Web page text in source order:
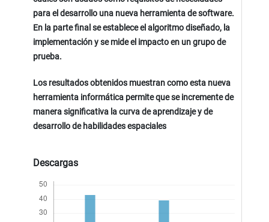
para el desarrollo una nueva herramienta de software.
En la parte final se establece el algoritmo diseñado, la
implementación y se mide el impacto en un grupo de
prueba.
Los resultados obtenidos muestran como esta nueva
herramienta informática permite que se incremente de
manera significativa la curva de aprendizaje y de
desarrollo de habilidades espaciales
Descargas